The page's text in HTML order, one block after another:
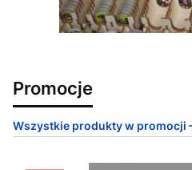
Promocje
Wszystkie produkty w promocji